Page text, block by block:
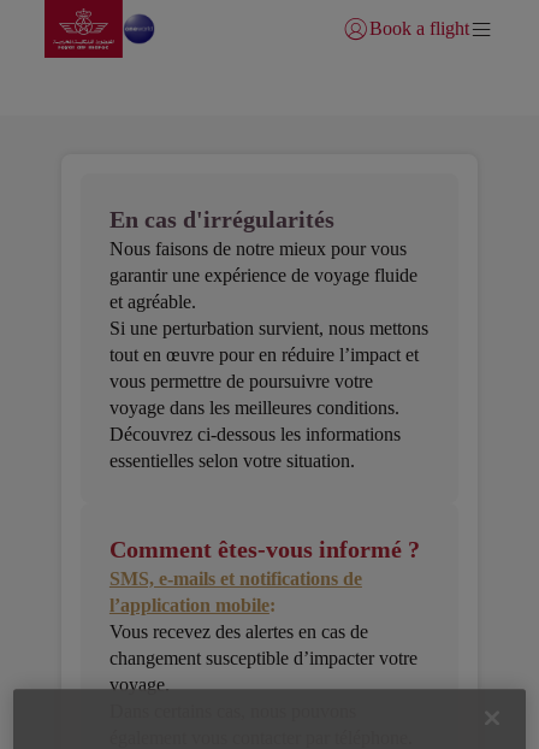
Saut au contenu principal
Aller à la page accueil
Se connecter | S’inscrire)
Book a flight
En cas d'irrégularités
Nous faisons de notre mieux pour vous
garantir une expérience de voyage fluide
et agréable.
Si une perturbation survient, nous mettons
tout en œuvre pour en réduire l’impact et
vous permettre de poursuivre votre
voyage dans les meilleures conditions.
Découvrez ci-dessous les informations
essentielles selon votre situation.
Comment êtes-vous informé ?
SMS, e-mails et notifications de
l’application mobile:
Vous recevez des alertes en cas de
changement susceptible d’impacter votre
voyage.